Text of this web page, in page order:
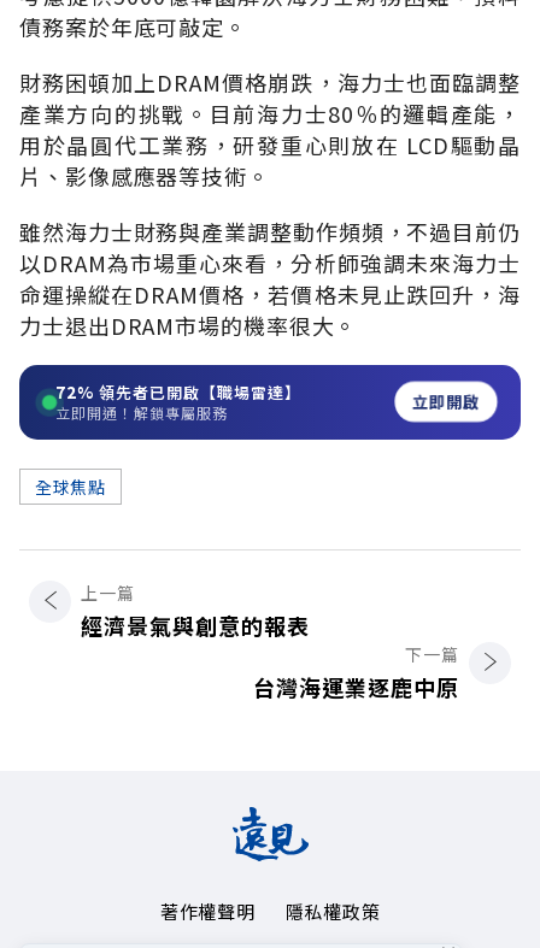
債務案於年底可敲定。
財務困頓加上DRAM價格崩跌，海力士也面臨調整
產業方向的挑戰。目前海力士80％的邏輯產能，
用於晶圓代工業務，研發重心則放在 LCD驅動晶
片、影像感應器等技術。
雖然海力士財務與產業調整動作頻頻，不過目前仍
以DRAM為市場重心來看，分析師強調未來海力士
命運操縱在DRAM價格，若價格未見止跌回升，海
力士退出DRAM市場的機率很大。
72% 領先者已開啟【職場雷達】
立即開通！解鎖專屬服務 立即開啟
全球焦點
上一篇
經濟景氣與創意的報表
下一篇
台灣海運業逐鹿中原
著作權聲明
隱私權政策